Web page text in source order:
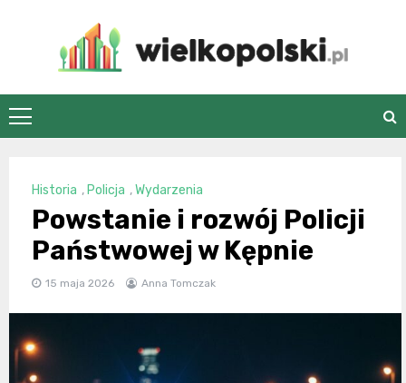
wielkopolski.pl
Historia , Policja ,Wydarzenia
Powstanie i rozwój Policji
Państwowej w Kępnie
15 maja 2026 Anna Tomczak